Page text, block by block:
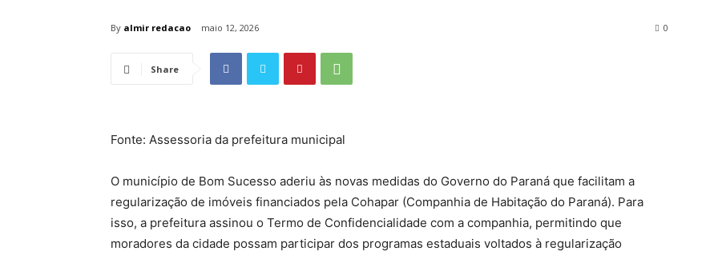
By almir redacao maio 12, 2026 0
Share
Fonte: Assessoria da prefeitura municipal
O município de Bom Sucesso aderiu às novas medidas do Governo do Paraná que facilitam a
regularização de imóveis financiados pela Cohapar (Companhia de Habitação do Paraná). Para
isso, a prefeitura assinou o Termo de Confidencialidade com a companhia, permitindo que
moradores da cidade possam participar dos programas estaduais voltados à regularização